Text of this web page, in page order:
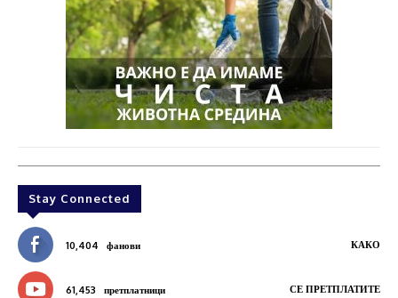
Stay Connected
10,404 фанови КАКО
61,453 претплатници СЕ ПРЕТПЛАТИТЕ